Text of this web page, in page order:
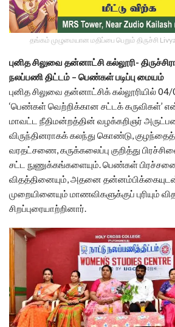
தங்கம் முழுமையான மதிப்பை பெறும் திருச்சி
புனித சிலுவை தன்னாட்சி கல்லூரி-
நலப்பணி திட்டம் – பெண்கள் படிப்பு மையம்
புனித சிலுவை தன்னாட்சிக் கல்லூரியில்
‘பெண்கள் வெற்றிக்கான சட்டக் கருவிகள்’
மாவட்ட நீதிமன்றத்தின் வழக்கறிஞர்
விருந்தினராகக் கலந்து கொண்டு,
வரதட்சணை, கருக்கலைப்பு குறித்து
சட்ட நுணுக்கங்களையும். பெண்கள்
விதத்தினையும், அதனை
முறையினையும் மாணவிகளுக்குப் புரியும்
சிறப்புரையாற்றினார்.